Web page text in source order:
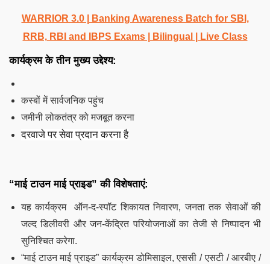
WARRIOR 3.0 | Banking Awareness Batch for SBI,
RRB, RBI and IBPS Exams | Bilingual | Live Class
कार्यक्रम के तीन मुख्य उद्देश्य:
कस्बों में सार्वजनिक पहुंच
जमीनी लोकतंत्र को मजबूत करना
दरवाजे पर सेवा प्रदान करना है
“माई टाउन माई प्राइड” की विशेषताएं:
यह कार्यक्रम ऑन-द-स्पॉट शिकायत निवारण, जनता तक सेवाओं की
जल्द डिलीवरी और जन-केंद्रित परियोजनाओं का तेजी से निष्पादन भी
सुनिश्चित करेगा.
“माई टाउन माई प्राइड” कार्यक्रम डोमिसाइल, एससी / एसटी / आरबीए /